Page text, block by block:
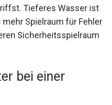
Tieferes Wasser ist
Spielraum für Fehler
Sicherheitsspielraum
bei einer